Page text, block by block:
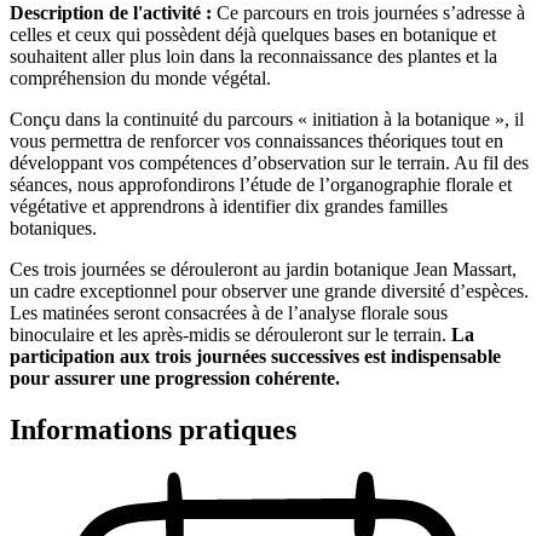
Description de l'activité : Ce parcours en trois journées s’adresse à
celles et ceux qui possèdent déjà quelques bases en botanique et
souhaitent aller plus loin dans la reconnaissance des plantes et la
compréhension du monde végétal.
Conçu dans la continuité du parcours « initiation à la botanique », il
vous permettra de renforcer vos connaissances théoriques tout en
développant vos compétences d’observation sur le terrain. Au fil des
séances, nous approfondirons l’étude de l’organographie florale et
végétative et apprendrons à identifier dix grandes familles
botaniques.
Ces trois journées se dérouleront au jardin botanique Jean Massart,
un cadre exceptionnel pour observer une grande diversité d’espèces.
Les matinées seront consacrées à de l’analyse florale sous
binoculaire et les après-midis se dérouleront sur le terrain. La
participation aux trois journées successives est indispensable
pour assurer une progression cohérente.
Informations pratiques